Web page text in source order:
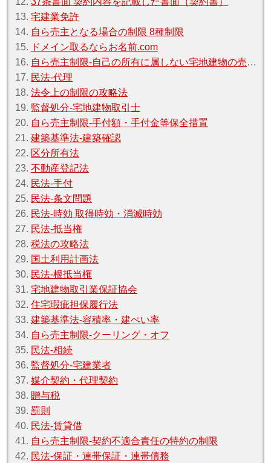
13.宅建業免許
14. 自ら売主となる場合の制限 8種制限
15. ドメイン取るならお名前.com
16. 自ら売主制限‐自己の所有に属しない宅地建物の売買契約締結の制限
17. 民法‐代理
18.法令上の制限の攻略法
19. 監督処分‐宅地建物取引士
20. 自ら売主制限‐手付額・手付金等保全措置
21.建築基準法‐建築確認
22. 区分所有法
23.不動産登記法
24. 民法‐手付
25. 民法‐条文問題
26. 民法‐時効 取得時効・消滅時効
27. 民法‐抵当権
28.税法の攻略法
29. 国土利用計画法
30. 民法‐根抵当権
31.宅地建物取引業保証協会
32.住宅瑕疵担保履行法
33.建築基準法‐容積率・建ぺい率
34. 自ら売主制限‐クーリング・オフ
35. 民法‐相続
36. 監督処分‐宅建業者
37.媒介契約・代理契約
38. 贈与税
39.罰則
40. 民法‐賃貸借
41. 自ら売主制限‐契約不適合責任の特約の制限
42. 民法‐保証・連帯保証・連帯債務